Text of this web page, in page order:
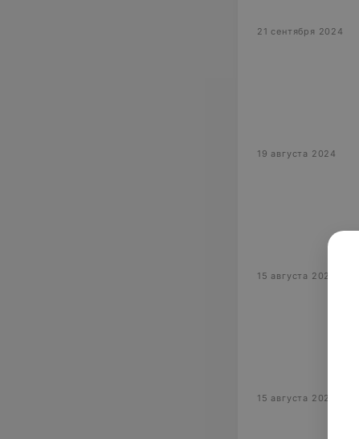
21 сентября 2024
19 августа 2024
15 августа 2024
15 августа 2024